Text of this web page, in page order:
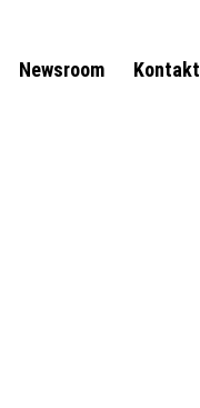
Newsroom Kontakt